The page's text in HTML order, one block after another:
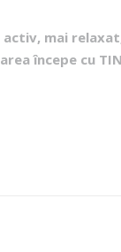
mai
începe cu